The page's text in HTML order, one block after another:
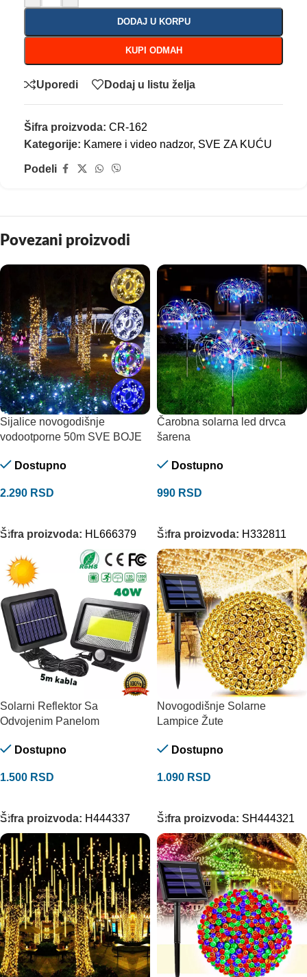
DODAJ U KORPU
KUPI ODMAH
Uporedi Dodaj u listu želja
Šifra proizvoda: CR-162
Kategorije: Kamere i video nadzor, SVE ZA KUĆU
Podeli
Povezani proizvodi
Sijalice novogodišnje
vodootporne 50m SVE BOJE
Dostupno
2.290 RSD
Šifra proizvoda: HL666379
Čarobna solarna led drvca
šarena
Dostupno
990 RSD
Šifra proizvoda: H332811
Solarni Reflektor Sa
Odvojenim Panelom
Dostupno
1.500 RSD
Šifra proizvoda: H444337
Novogodišnje Solarne
Lampice Žute
Dostupno
1.090 RSD
Šifra proizvoda: SH444321